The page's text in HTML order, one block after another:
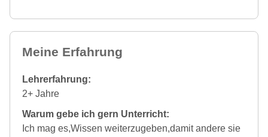
Meine Erfahrung
Lehrerfahrung:
2+ Jahre
Warum gebe ich gern Unterricht:
Ich mag es,Wissen weiterzugeben,damit andere sie